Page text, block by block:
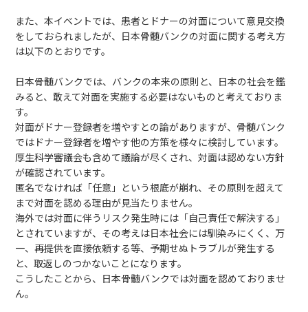
また、本イベントでは、患者とドナーの対面について意見交換
をしておられましたが、日本骨髄バンクの対面に関する考え方
は以下のとおりです。
日本骨髄バンクでは、バンクの本来の原則と、日本の社会を鑑
みると、敢えて対面を実施する必要はないものと考えておりま
す。
対面がドナー登録者を増やすとの論がありますが、骨髄バンク
ではドナー登録者を増やす他の方策を様々に検討しています。
厚生科学審議会も含めて議論が尽くされ、対面は認めない方針
が確認されています。
匿名でなければ「任意」という根底が崩れ、その原則を超えて
まで対面を認める理由が見当たりません。
海外では対面に伴うリスク発生時には「自己責任で解決する」
とされていますが、その考えは日本社会には馴染みにくく、万
一、再提供を直接依頼する等、予期せぬトラブルが発生する
と、取返しのつかないことになります。
こうしたことから、日本骨髄バンクでは対面を認めておりませ
ん。